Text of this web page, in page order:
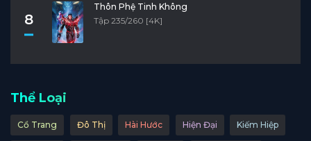
8
Thôn Phệ Tinh Không
Tập 235/260 [4K]
Thể Loại
Cổ Trang Đô Thị Hài Hước Hiện Đại Kiếm Hiệp